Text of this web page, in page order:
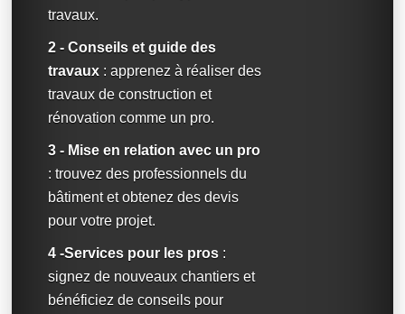
travaux.
2 - Conseils et guide des
travaux : apprenez à réaliser des
travaux de construction et
rénovation comme un pro.
3 - Mise en relation avec un pro
: trouvez des professionnels du
bâtiment et obtenez des devis
pour votre projet.
4 -Services pour les pros :
signez de nouveaux chantiers et
bénéficiez de conseils pour